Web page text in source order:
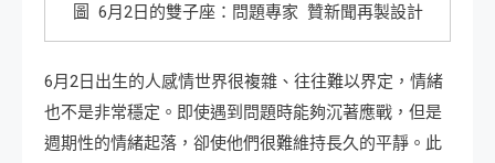
圖 6月2日的雙子座：問題專家 贊新聞再製設計
6月2日出生的人感情世界很複雜、往往難以界定，情緒
也不是非常穩定。即使遇到問題時能夠沉著應戰，但是
週期性的情緒起落，卻使他們很難維持長久的平靜。此